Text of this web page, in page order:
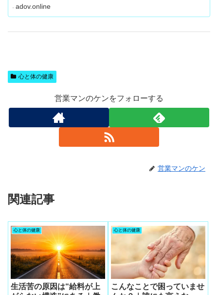
adov.online
心と体の健康
営業マンのケンをフォローする
営業マンのケン
関連記事
心と体の健康
生活苦の原因は“給料が上
心と体の健康
こんなことで困っていませ